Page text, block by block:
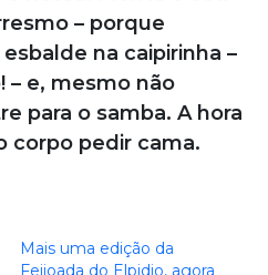
– porque
na caipirinha –
– e, mesmo não
para o samba. A hora
corpo pedir cama.
Mais uma edição da
Feijoada do Elpidio, agora